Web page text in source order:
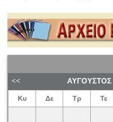
ΑΎΓΟΥΣΤΟΣ
Κυ Δε Τρ Τε